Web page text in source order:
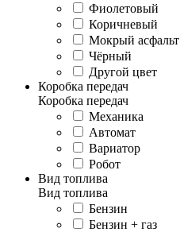
Фиолетовый
Коричневый
Мокрый асфальт
Чёрный
Другой цвет
Коробка передач
Коробка передач
Механика
Автомат
Вариатор
Робот
Вид топлива
Вид топлива
Бензин
Бензин + газ